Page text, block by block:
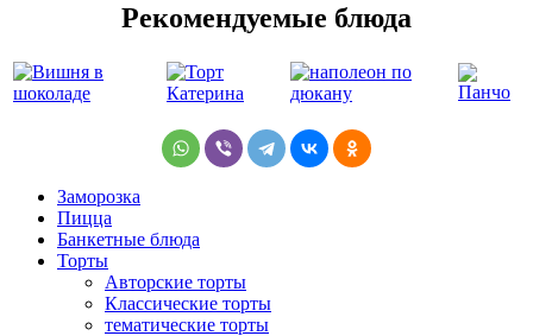
Рекомендуемые блюда
Заморозка
Пицца
Банкетные блюда
Торты
Авторские торты
Классические торты
тематические торты